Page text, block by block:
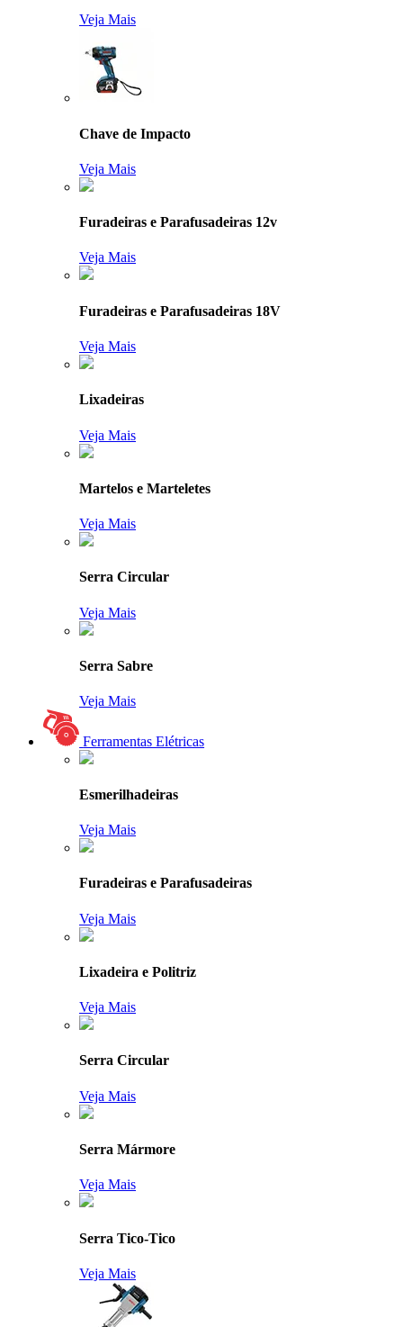
Veja Mais
Chave de Impacto
Veja Mais
Furadeiras e Parafusadeiras 12v
Veja Mais
Furadeiras e Parafusadeiras 18V
Veja Mais
Lixadeiras
Veja Mais
Martelos e Marteletes
Veja Mais
Serra Circular
Veja Mais
Serra Sabre
Veja Mais
Ferramentas Elétricas
Esmerilhadeiras
Veja Mais
Furadeiras e Parafusadeiras
Veja Mais
Lixadeira e Politriz
Veja Mais
Serra Circular
Veja Mais
Serra Mármore
Veja Mais
Serra Tico-Tico
Veja Mais